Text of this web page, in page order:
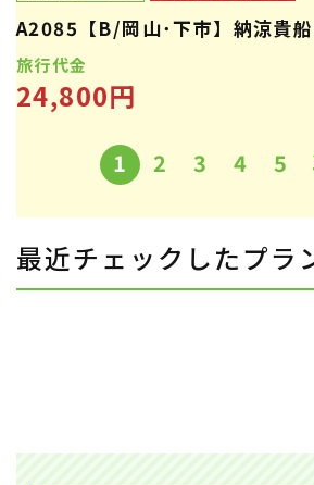
A2085【B/岡山･下市】納涼貴
旅行代金
24,800円
1 2 3 4 5
最近チェックしたプラ